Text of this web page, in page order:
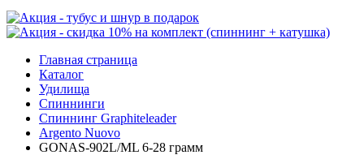
Главная страница
Каталог
Удилища
Спиннинги
Спиннинг Graphiteleader
Argento Nuovo
GONAS-902L/ML 6-28 грамм